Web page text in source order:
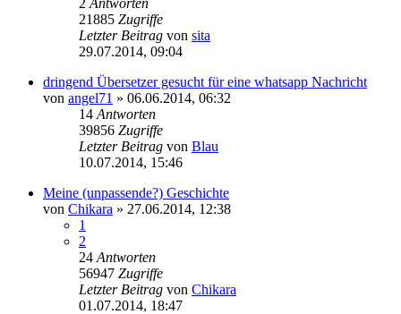
21885 Zugriffe
Letzter Beitrag von sita
29.07.2014, 09:04
dringend Übersetzer gesucht für eine whatsapp Nachricht
von angel71 » 06.06.2014, 06:32
14 Antworten
39856 Zugriffe
Letzter Beitrag von Blau
10.07.2014, 15:46
Meine (unpassende?) Geschichte
von Chikara » 27.06.2014, 12:38
1
2
24 Antworten
56947 Zugriffe
Letzter Beitrag von Chikara
01.07.2014, 18:47